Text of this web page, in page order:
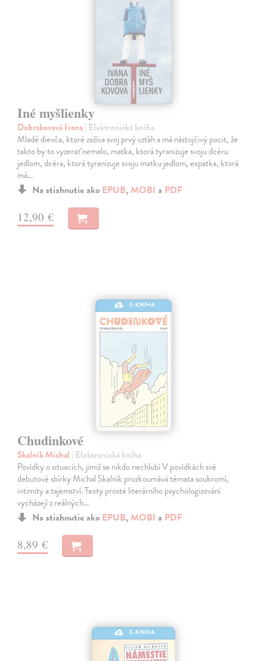
Iné myšlienky
Dobrakovová Ivana| Elektronická kniha
Mladé dievča, ktoré zažíva svoj prvý vzťah a má nástojčivý pocit, že
takto by to vyzerať nemalo, matka, ktorá tyranizuje svoju dcéru
jedlom, dcéra, ktorá tyranizuje svoju matku jedlom, expatka, ktorá
má…
Na stiahnutie ako EPUB, MOBI a PDF
12,90 €
E-KNIHA
Chudinkové
Skalník Michal | Elektronická kniha
Povídky o situacích, jimiž se nikdo nechlubí V povídkách své
debutové sbírky Michal Skalník prozkoumává témata soukromí,
intimity a tajemství. Texty prosté literárního psychologizování
vycházejí z reálných…
Na stiahnutie ako EPUB, MOBI a PDF
8,89 €
E-KNIHA